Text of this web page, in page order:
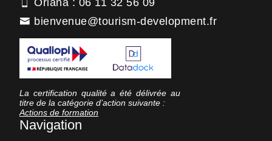
bienvenue@tourism-development.fr
La certification qualité a été délivrée au
titre de la catégorie d’action suivante :
Actions de formation
Navigation